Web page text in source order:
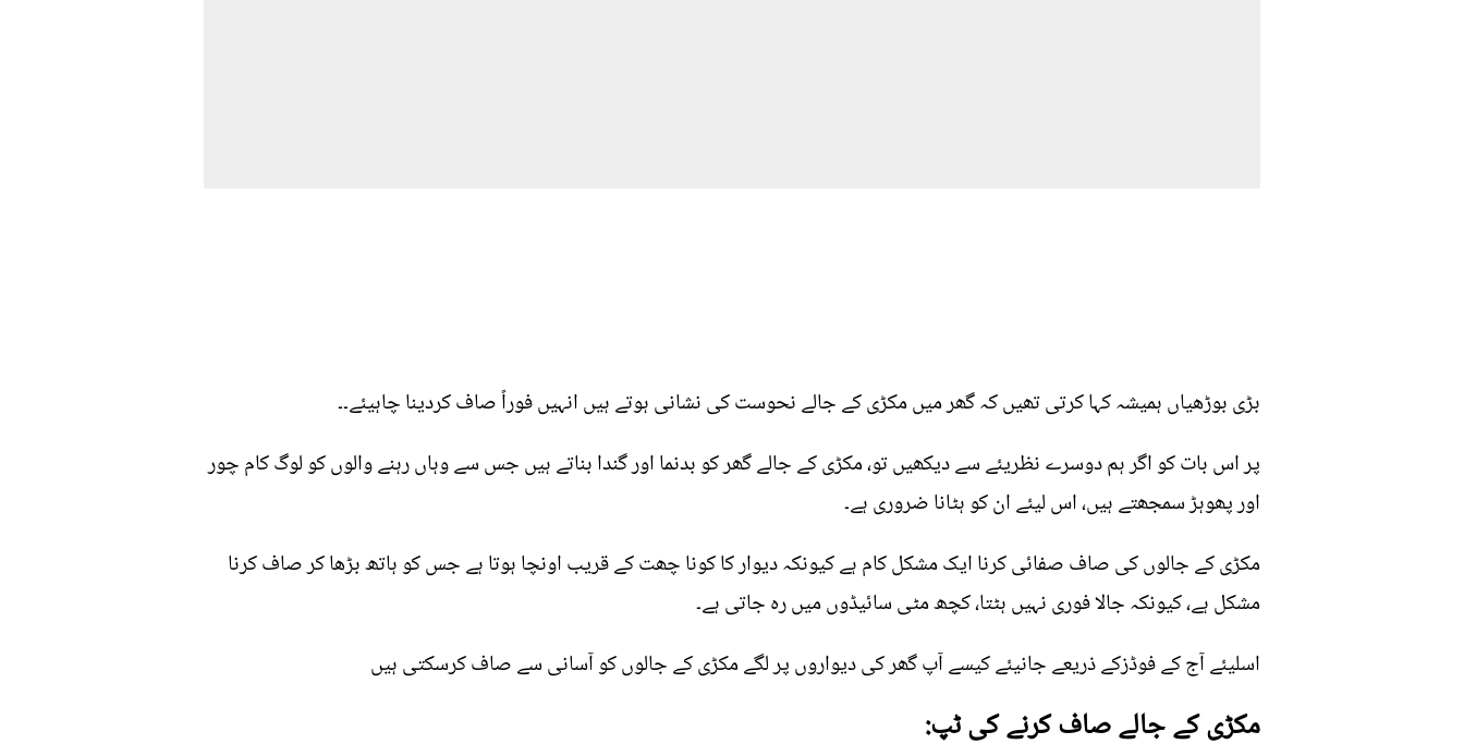
بڑی بوڑھیاں ہمیشہ کہا کرتی تھیں کہ گھر میں مکڑی کے جالے نحوست کی نشانی ہوتے ہیں انہیں فوراً صاف کردینا چاہیئے۔۔
پر اس بات کو اگر ہم دوسرے نظریئے سے دیکھیں تو، مکڑی کے جالے گھر کو بدنما اور گندا بناتے ہیں جس سے وہاں رہنے والوں کو لوگ کام چور
اور پھوہڑ سمجھتے ہیں، اس لیئے ان کو ہٹانا ضروری ہے۔
مکڑی کے جالوں کی صاف صفائی کرنا ایک مشکل کام ہے کیونکہ دیوار کا کونا چھت کے قریب اونچا ہوتا ہے جس کو ہاتھ بڑھا کر صاف کرنا
مشکل ہے، کیونکہ جالا فوری نہیں ہٹتا، کچھ مٹی سائیڈوں میں رہ جاتی ہے۔
اسلیئے آج کے فوڈزکے ذریعے جانیئے کیسے آپ گھر کی دیواروں پر لگے مکڑی کے جالوں کو آسانی سے صاف کرسکتی ہیں
مکڑی کے جالے صاف کرنے کی ٹپ: